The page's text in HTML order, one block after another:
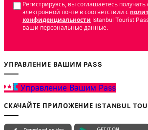
Регистрируясь, вы соглашаетесь
электронной почте в соответствии с
конфиденциальности Istanbul Tourist
ваши персональные данные.
УПРАВЛЕНИЕ ВАШИМ PASS
Управление Вашим Pass
СКАЧАЙТЕ ПРИЛОЖЕНИЕ ISTANBUL